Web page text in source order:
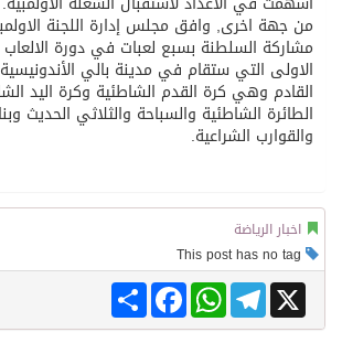
من جهة اخرى, وافق مجلس إدارة اللجنة
مشاركة السلطنة بسبع لعبات في دورة الالعاب
الاولى التي ستقام في مدينة بالي
القادم وهي كرة القدم الشاطئية وكرة اليد
الطائرة الشاطئية والسباحة والثلاثي الحديث
والقوارب الشراعية.
اخبار الرياضة
Share
FacebookWhatsAppTelegram X